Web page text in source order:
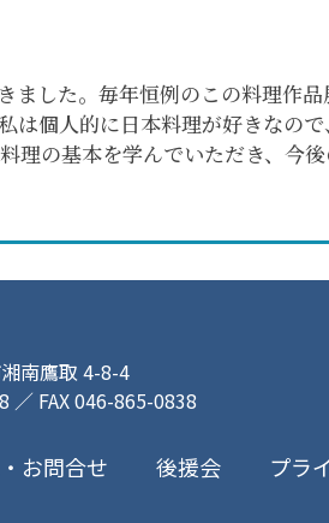
ました。毎年恒例のこの料理作
個人的に日本料理が好きなの
の基本を学んでいただき、今
南鷹取 4-8-4
／ FAX 046-865-0838
お問合せ 後援会 プラ